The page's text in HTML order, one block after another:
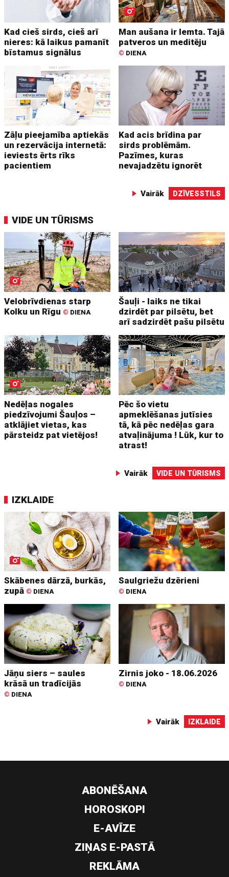
Kad cieš sirds, cieš arī
nieres: kā laikus pamanīt
bīstamus signālus
Man aušana ir lemta. Tajā
patveros un meditēju
© DIENA
Zāļu pieejamība aptiekās
un rezervācija internetā:
ieviests ērts rīks
pacientiem
Kad acis brīdina par
sirds problēmām.
Pazīmes, kuras
nevajadzētu ignorēt
Vairāk DZĪVESSTILS
VIDE UN TŪRISMS
Velobrīvdienas starp
Kolku un Rīgu © DIENA
Šauļi - laiks ne tikai
dzirdēt par pilsētu, bet
arī sadzirdēt pašu pilsētu
Nedēļas nogales
piedzīvojumi Šauļos –
atklājiet vietas, kas
pārsteidz pat vietējos!
Pēc šo vietu
apmeklēšanas jutīsies
tā, kā pēc nedēļas gara
atvaļinājuma ! Lūk, kur to
atrast!
Vairāk VIDE UN TŪRISMS
IZKLAIDE
Skābenes dārzā, burkās,
zupā © DIENA
Saulgriežu dzērieni
© DIENA
Jāņu siers – saules
krāsā un tradīcijās
© DIENA
Zirnis joko - 18.06.2026
© DIENA
Vairāk IZKLAIDE
ABONĒŠANA
HOROSKOPI
E-AVĪZE
ZIŅAS E-PASTĀ
REKLĀMA